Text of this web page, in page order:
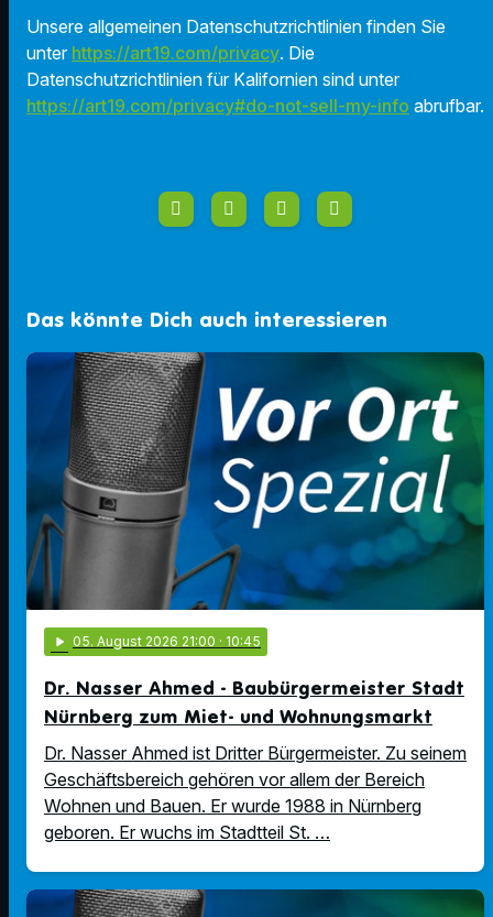
Unsere allgemeinen Datenschutzrichtlinien finden Sie
unter https://art19.com/privacy. Die
Datenschutzrichtlinien für Kalifornien sind unter
https://art19.com/privacy#do-not-sell-my-info abrufbar.
Das könnte Dich auch interessieren
play_arrow 05. August 2026 21:00 · 10:45
Dr. Nasser Ahmed - Baubürgermeister Stadt
Nürnberg zum Miet- und Wohnungsmarkt
Dr. Nasser Ahmed ist Dritter Bürgermeister. Zu seinem
Geschäftsbereich gehören vor allem der Bereich
Wohnen und Bauen. Er wurde 1988 in Nürnberg
geboren. Er wuchs im Stadtteil St. …